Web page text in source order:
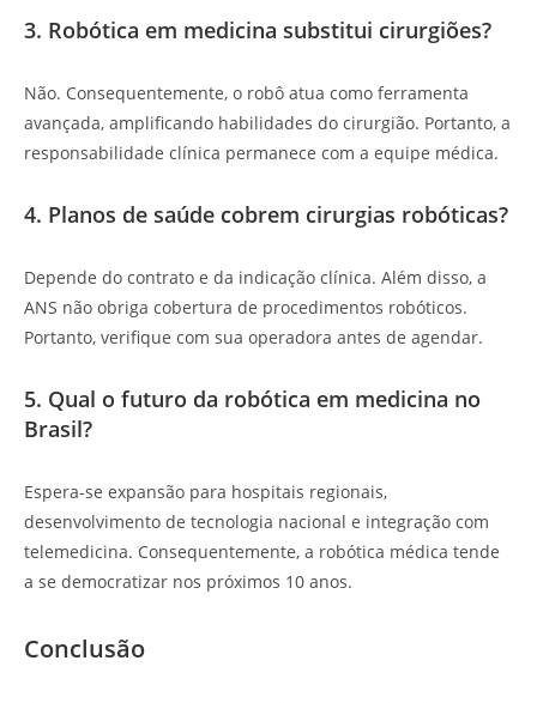
3. Robótica em medicina substitui cirurgiões?
Não. Consequentemente, o robô atua como ferramenta
avançada, amplificando habilidades do cirurgião. Portanto, a
responsabilidade clínica permanece com a equipe médica.
4. Planos de saúde cobrem cirurgias robóticas?
Depende do contrato e da indicação clínica. Além disso, a
ANS não obriga cobertura de procedimentos robóticos.
Portanto, verifique com sua operadora antes de agendar.
5. Qual o futuro da robótica em medicina no
Brasil?
Espera-se expansão para hospitais regionais,
desenvolvimento de tecnologia nacional e integração com
telemedicina. Consequentemente, a robótica médica tende
a se democratizar nos próximos 10 anos.
Conclusão